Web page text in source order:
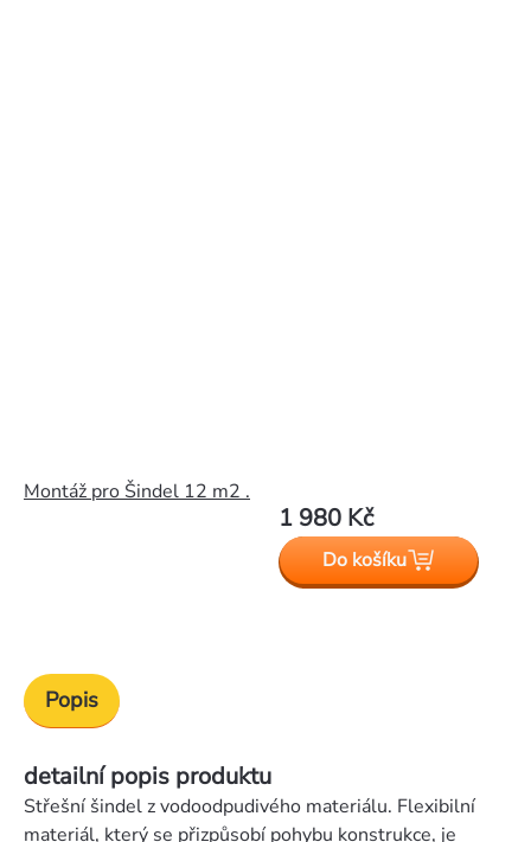
Montáž pro Šindel 12 m2 .
1 980 Kč
Do košíku
Popis
detailní popis produktu
Střešní šindel z vodoodpudivého materiálu. Flexibilní
materiál, který se přizpůsobí pohybu konstrukce, je